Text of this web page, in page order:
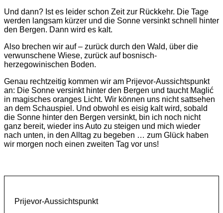
Und dann? Ist es leider schon Zeit zur Rückkehr. Die Tage
werden langsam kürzer und die Sonne versinkt schnell hinter
den Bergen. Dann wird es kalt.
Also brechen wir auf – zurück durch den Wald, über die
verwunschene Wiese, zurück auf bosnisch-
herzegowinischen Boden.
Genau rechtzeitig kommen wir am Prijevor-Aussichtspunkt
an: Die Sonne versinkt hinter den Bergen und taucht Maglić
in magisches oranges Licht. Wir können uns nicht sattsehen
an dem Schauspiel. Und obwohl es eisig kalt wird, sobald
die Sonne hinter den Bergen versinkt, bin ich noch nicht
ganz bereit, wieder ins Auto zu steigen und mich wieder
nach unten, in den Alltag zu begeben … zum Glück haben
wir morgen noch einen zweiten Tag vor uns!
Prijevor-Aussichtspunkt